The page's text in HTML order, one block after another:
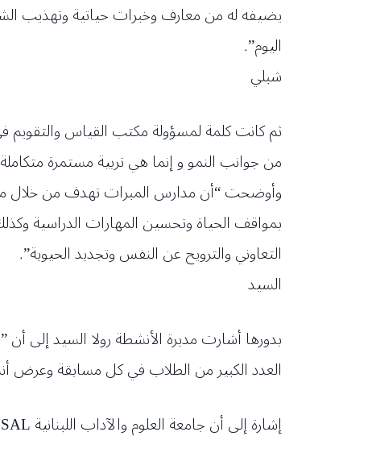
يضيفه له من معارف وخبرات حياتية وتهذيب
اليوم”.
شبلي
ثم كانت كلمة لمسؤولة مكتب القياس والتقويم
من جوانب النمو و إنما هي تربية مستمرة
وأوضحت “أن مدارس المبرات تهدف من خلال
بمواقف الحياة وتحسين المهارات الدراسية
التعاوني والترويح عن النفس وتجديد الحيوية”.
السيد
بدورها أشارت مديرة الأنشطة رولا السيد إلى
العدد الكبير من الطلاب في كل مسابقة وعرض
إشارة إلى أن جامعة العلوم والآداب اللبنانية USAL قدمت منحة جامعية للمشروع الأول في مباراة العلوم.